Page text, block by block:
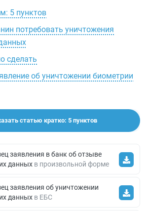
5 пунктов
потребовать уничтожения
сделать
об уничтожении биометрии
статью кратко: 5 пунктов
заявления в банк об отзыве
данных в произвольной форме
заявления об уничтожении
данных в ЕБС